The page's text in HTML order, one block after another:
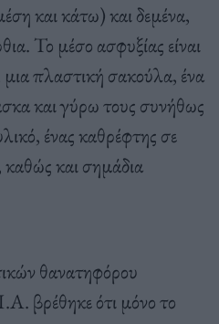
και κάτω) και δεμένα,
Το μέσο ασφυξίας είναι
πλαστική σακούλα, ένα
και γύρω τους συνήθως
ένας καθρέφτης σε
και σημάδια
θανατηφόρου
βρέθηκε ότι μόνο το